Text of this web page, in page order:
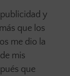
y
que los
me dio la
mis
que